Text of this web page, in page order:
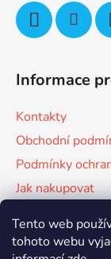
Tento web
tohoto webu
Informace
Kontakty
Obchodní
Podmínky
Jak nakupovat
Facebook